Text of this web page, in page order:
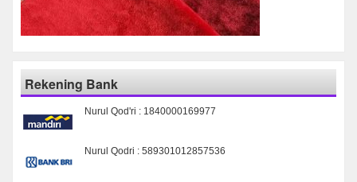
Rekening Bank
Nurul Qod'ri : 1840000169977
Nurul Qodri : 589301012857536